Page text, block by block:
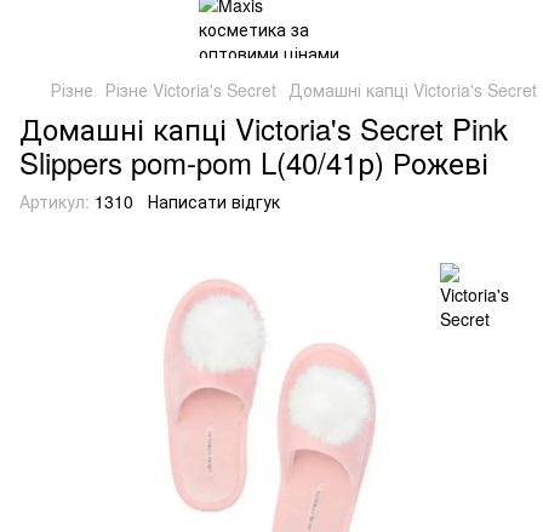
Різне Різне Victoria's Secret Домашні капці Victoria's
Домашні капці Victoria's Secret Pink
Slippers pom-pom L(40/41р) Рожеві
Артикул: 1310 Написати відгук